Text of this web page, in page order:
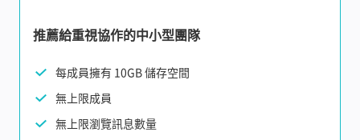
推薦給重視協作的中小型團隊
每成員擁有 10GB 儲存空間
無上限成員
無上限瀏覽訊息數量